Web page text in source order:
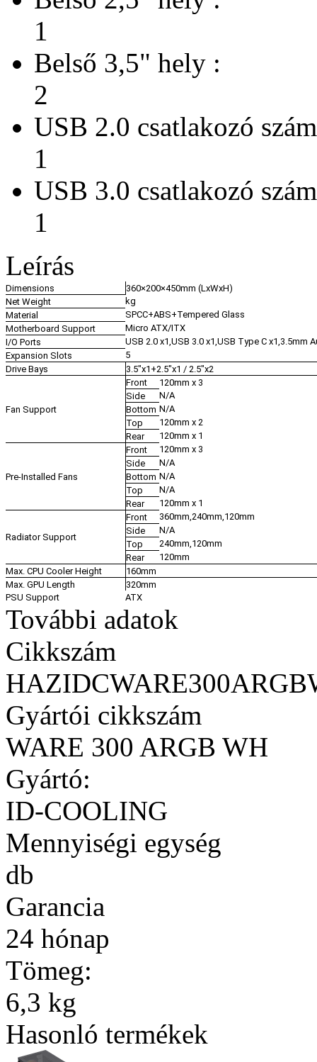
1
Belső 3,5" hely :
2
USB 2.0 csatlakozó
1
USB 3.0 csatlakozó
1
Leírás
Dimensions
360×200×450mm (LxWxH)
Net Weight
kg
Material
SPCC+ABS+Tempered Glass
Motherboard Support
Micro ATX/ITX
I/O Ports
USB 2.0 x1,USB 3.0 x1,USB Type C x1,3.5mm
Expansion Slots
5
Drive Bays
3.5"x1+2.5"x1 / 2.5"x2
Fan Support
Front
120mm x 3
Side
N/A
Bottom N/A
Top
120mm x 2
Rear
120mm x 1
Pre-Installed Fans
Front
120mm x 3
Side
N/A
Bottom N/A
Top
N/A
Rear
120mm x 1
Radiator Support
Front
360mm,240mm,120mm
Side
N/A
Top
240mm,120mm
Rear
120mm
Max. CPU Cooler Height
160mm
Max. GPU Length
320mm
PSU Support
ATX
További adatok
Cikkszám
Gyártói cikkszám
WARE 300 ARGB WH
Gyártó:
ID-COOLING
Mennyiségi egység
db
Garancia
24 hónap
Tömeg:
6,3 kg
Hasonló termékek